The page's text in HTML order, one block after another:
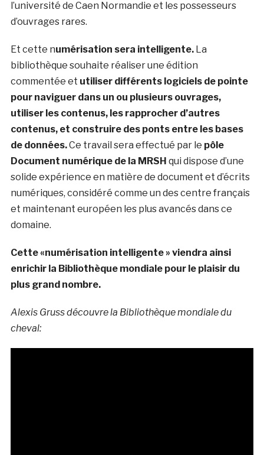
l’université de Caen Normandie et les possesseurs
d’ouvrages rares.
Et cette numérisation sera intelligente. La
bibliothèque souhaite réaliser une édition
commentée et utiliser différents logiciels de pointe
pour naviguer dans un ou plusieurs ouvrages,
utiliser les contenus, les rapprocher d’autres
contenus, et construire des ponts entre les bases
de données.Ce travail sera effectué par le pôle
Document numérique de la MRSH qui dispose d’une
solide expérience en matière de document et d’écrits
numériques, considéré comme un des centre français
et maintenant européen les plus avancés dans ce
domaine.
Cette «numérisation intelligente » viendra ainsi
enrichir la Bibliothèque mondiale pour le plaisir du
plus grand nombre.
Alexis Gruss découvre la Bibliothèque mondiale du
cheval: